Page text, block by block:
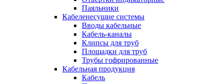
Паяльники
Кабеленесущие системы
Вводы кабельные
Кабель-каналы
Клипсы для труб
Площадки для труб
Трубы гофрированные
Кабельная продукция
Кабель